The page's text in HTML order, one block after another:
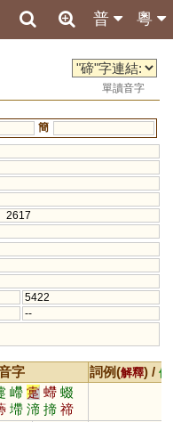
粵
普
單讀音字
簡
2617
5422
--
字 詞例(解釋) / 備
嵽 疐 螮 蝃
墆 渧 揥 禘